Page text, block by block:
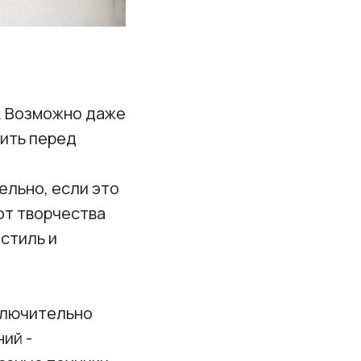
Возможно даже
перед
если это
творчества
и
-